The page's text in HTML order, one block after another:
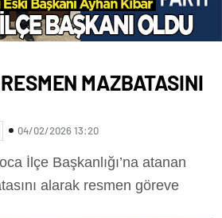
MAZBATASINI
04/02/2026 13:20
İlçe Başkanlığı’na atanan
alarak resmen göreve